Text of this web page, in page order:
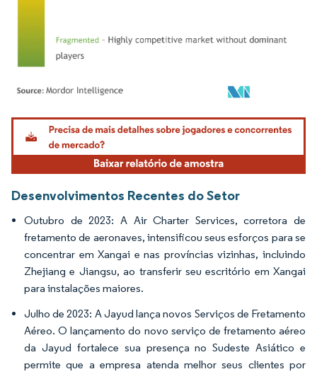
Imagem © Mordor Intelligence. O reuso requer atribuição conforme CC BY 4.0.
Desenvolvimentos Recentes do Setor
Outubro de 2023: A Air Charter Services, corretora de
fretamento de aeronaves, intensificou seus esforços para se
concentrar em Xangai e nas províncias vizinhas, incluindo
Zhejiang e Jiangsu, ao transferir seu escritório em Xangai
para instalações maiores.
Julho de 2023: A Jayud lança novos Serviços de Fretamento
Aéreo. O lançamento do novo serviço de fretamento aéreo
da Jayud fortalece sua presença no Sudeste Asiático e
permite que a empresa atenda melhor seus clientes por